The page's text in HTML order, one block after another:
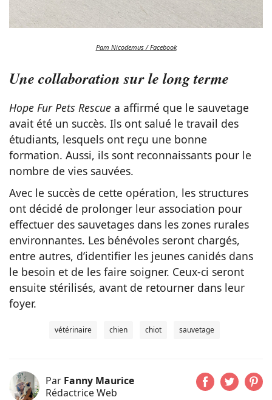
Pam Nicodemus / Facebook
Une collaboration sur le long terme
Hope Fur Pets Rescue a affirmé que le sauvetage
avait été un succès. Ils ont salué le travail des
étudiants, lesquels ont reçu une bonne
formation. Aussi, ils sont reconnaissants pour le
nombre de vies sauvées.
Avec le succès de cette opération, les structures
ont décidé de prolonger leur association pour
effectuer des sauvetages dans les zones rurales
environnantes. Les bénévoles seront chargés,
entre autres, d’identifier les jeunes canidés dans
le besoin et de les faire soigner. Ceux-ci seront
ensuite stérilisés, avant de retourner dans leur
foyer.
vétérinaire chien chiot sauvetage
Par Fanny Maurice
Rédactrice Web